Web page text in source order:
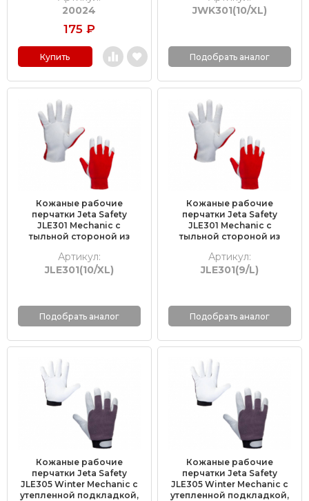
20024
175 ₽
Купить
JWK301(10/XL)
Подобрать аналог
Кожаные рабочие
перчатки Jeta Safety
JLE301 Mechanic с
тыльной стороной из
ка (12 пар)
Артикул:
JLE301(10/XL)
Подобрать аналог
Кожаные рабочие
перчатки Jeta Safety
JLE301 Mechanic с
тыльной стороной из
(12 пар)
Артикул:
JLE301(9/L)
Подобрать аналог
Кожаные рабочие
перчатки Jeta Safety
JLE305 Winter Mechanic с
утепленной подкладкой,
Кожаные рабочие
перчатки Jeta Safety
JLE305 Winter Mechanic с
утепленной подкладкой,